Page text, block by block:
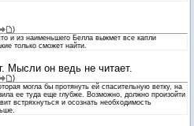
)
и из наименьшего Белла выжмет все капли
только сможет найти.
Мысли он ведь не читает.
)
могла бы протянуть ей спасительную ветку, на
ее туда еще глубже. Возможно, должно произойти
встряхнуться и осознать необходимость